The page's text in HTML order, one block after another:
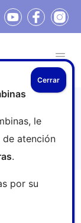
sobre
le
atención
.
por su
Cerrar